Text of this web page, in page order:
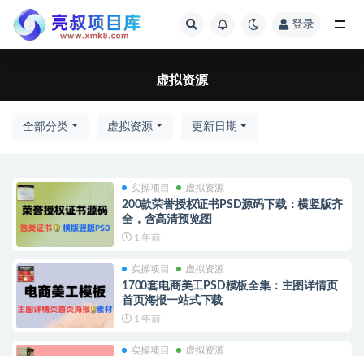
登录
虚拟资源
全部分类 虚拟资源 更新日期
实操项目 虚拟资源
200款荣誉授权证书PSD源码下载：横竖版齐
全，含高清预览图
1 年前
实操项目 虚拟资源
1700套电商美工PSD模板全集：主图详情页
首页海报一站式下载
1 年前
实操项目 虚拟资源